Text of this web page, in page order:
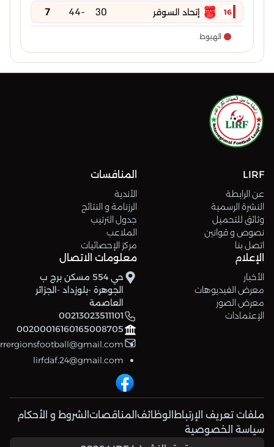
16 إتحاد السوقر 30
-44
7
الهبوط
LIRF
عن الرابطة
النشرة الرسمية
وثائق للتحميل
نصوص و قوانين
اتصل بنا
المنافسات
الأندية
الرزنامة و النتائج
جدول الترتيب
الملاعب
مركز الإحصائيات
الإعلام
الأخبار
معرض الفيديوهات
معرض الصور
الإعتمادات
معلومات الاتصال
حي 554 مسكن برج ب
الجوهرة -بلوزداد -الجزائر
العاصمة
00213023511101
00200016160165008705
lirfdaf.24@gmail.com
ملفات تعريف الإرتباط الوظائف المناقصات الشروط و الأحكام
سياسة الخصوصية